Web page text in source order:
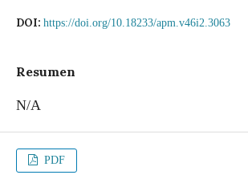
DOI: https://doi.org/10.18233/apm.v46i2.3063
Resumen
N/A
PDF